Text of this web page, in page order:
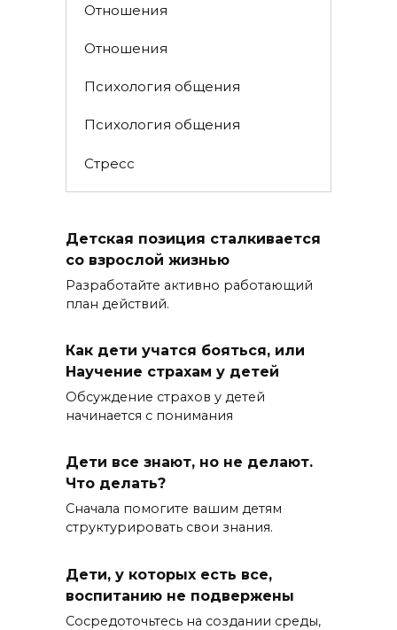
Отношения
Отношения
Психология общения
Психология общения
Стресс
Детская позиция сталкивается
со взрослой жизнью
Разработайте активно работающий
план действий.
Как дети учатся бояться, или
Научение страхам у детей
Обсуждение страхов у детей
начинается с понимания
Дети все знают, но не делают.
Что делать?
Сначала помогите вашим детям
структурировать свои знания.
Дети, у которых есть все,
воспитанию не подвержены
Сосредоточьтесь на создании среды,